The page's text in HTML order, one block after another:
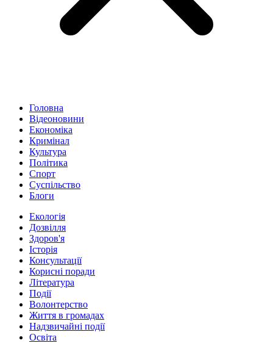
Головна
Відеоновини
Економіка
Кримінал
Культура
Політика
Спорт
Суспільство
Блоги
Екологія
Дозвілля
Здоров'я
Історія
Консультації
Корисні поради
Література
Події
Волонтерство
Життя в громадах
Надзвичайні події
Освіта